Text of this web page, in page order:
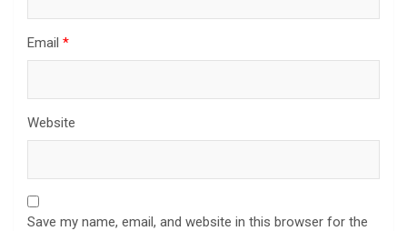
Email *
Website
Save my name, email, and website in this browser for the